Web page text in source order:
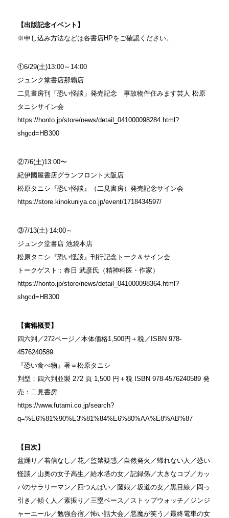
【出版記念イベント】
※申し込み方法などは各書店HPをご確認ください。
①6/29(土)13:00～14:00
ジュンク堂書店那覇店
二見書房刊「恐い怪談」発売記念 事故物件住みます芸人 松原
タニシサイン会
https://honto.jp/store/news/detail_041000098284.html?
shgcd=HB300
②7/6(土)13:00〜
紀伊國屋書店グランフロント大阪店
松原タニシ『恐い怪談』（二見書房）発売記念サイン会
https://store.kinokuniya.co.jp/event/1718434597/
③7/13(土) 14:00～
ジュンク堂書店 池袋本店
松原タニシ『恐い怪談』刊行記念トーク＆サイン会
トークゲスト：春日 武彦氏（精神科医・作家）
https://honto.jp/store/news/detail_041000098364.html?
shgcd=HB300
【書籍概要】
四六判／272ページ／本体価格1,500円＋税／ISBN 978-
4576240589
『恐い食べ物』著＝松原タニシ
判型：四六判並製 272 頁 1,500 円＋税 ISBN 978-4576240589 発
売：二見書房
https://www.futami.co.jp/search?
q=%E6%81%90%E3%81%84%E6%80%AA%E8%AB%87
【目次】
盆踊り／着信なし／花／監禁疑惑／自然発火／帰れない人／恐い
怪談／山奥の女子高生／給水塔の女／記録係／大きなコブ／カッ
パのサラリーマン／四つんばい／藤娘／坂道の女／黒目線／岡っ
引き／傾く人／素振り／三塁ベース／ストップウォッチ／ジンジ
ャーエール／勉強合宿／怖い話大会／悪魔が笑う／最終電車の女